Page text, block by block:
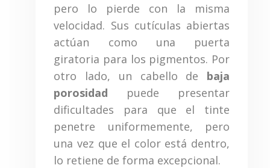
pero lo pierde con la misma
velocidad. Sus cutículas abiertas
actúan como una puerta
giratoria para los pigmentos. Por
otro lado, un cabello de baja
porosidad puede presentar
dificultades para que el tinte
penetre uniformemente, pero
una vez que el color está dentro,
lo retiene de forma excepcional.